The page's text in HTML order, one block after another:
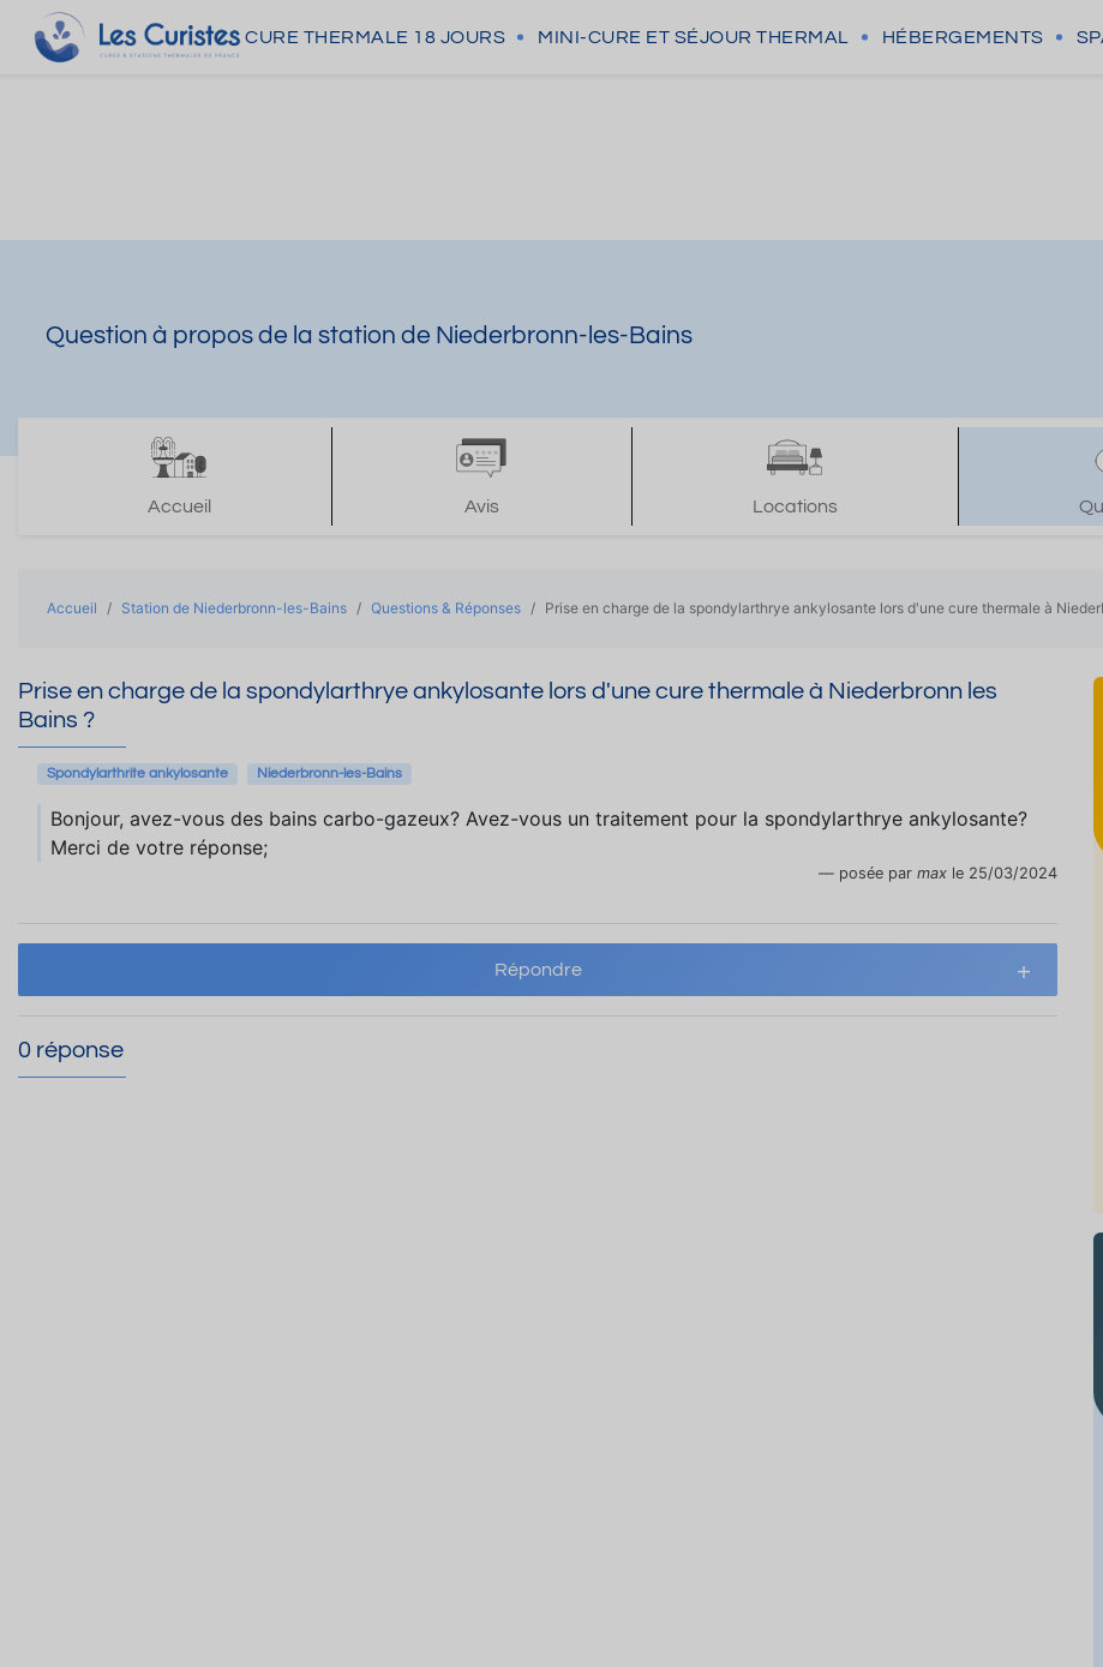
CURE THERMALE 18 JOURS MINI-CURE ET SÉJOUR THERMAL HÉBERGEMENTS
Question à propos de la station de Niederbronn-les-Bains
Accueil Avis Locations
Accueil Station de Niederbronn-les-Bains Questions & Réponses Prise en charge de la spondylarthrye ankylosante lors d'une cure thermale à
Prise en charge de la spondylarthrye ankylosante lors d'une cure thermale à Niederbronn les
Bains ?
Spondylarthrite ankylosante Niederbronn-les-Bains
Bonjour, avez-vous des bains carbo-gazeux? Avez-vous un traitement pour la spondylarthrye ankylosante?
Merci de votre réponse;
posée par max le 25/03/2024
Répondre
0 réponse